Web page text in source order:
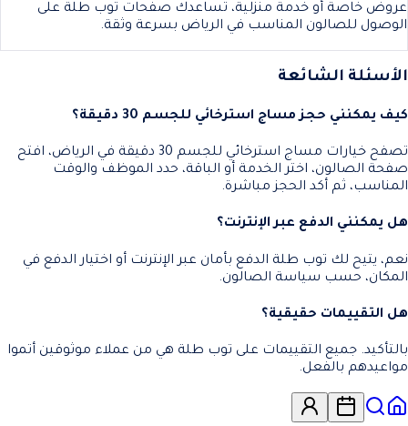
عروض خاصة أو خدمة منزلية، تساعدك صفحات توب طلة على
الوصول للصالون المناسب في الرياض بسرعة وثقة.
الأسئلة الشائعة
كيف يمكنني حجز مساج استرخائي للجسم 30 دقيقة؟
تصفح خيارات مساج استرخائي للجسم 30 دقيقة في الرياض، افتح
صفحة الصالون، اختر الخدمة أو الباقة، حدد الموظف والوقت
المناسب، ثم أكد الحجز مباشرة.
هل يمكنني الدفع عبر الإنترنت؟
نعم، يتيح لك توب طلة الدفع بأمان عبر الإنترنت أو اختيار الدفع في
المكان، حسب سياسة الصالون.
هل التقييمات حقيقية؟
بالتأكيد. جميع التقييمات على توب طلة هي من عملاء موثوقين أتموا
مواعيدهم بالفعل.